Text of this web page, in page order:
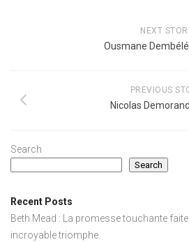
NEXT
Ousmane
PREVIOUS
Nicolas
Search
Search
Recent Posts
Beth Mead : La promesse touchante
incroyable triomphe.